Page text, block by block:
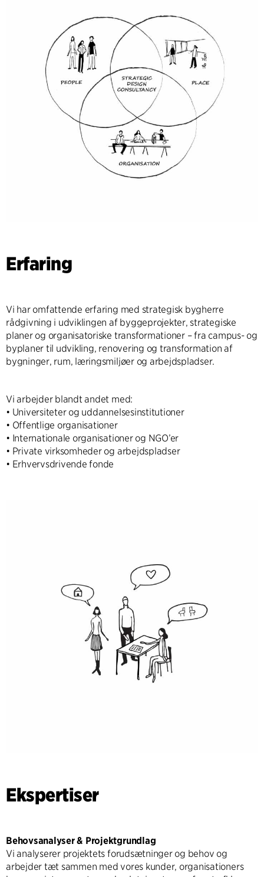
Erfaring
Vi har omfattende erfaring med strategisk bygherre
rådgivning i udviklingen af byggeprojekter, strategiske
planer og organisatoriske transformationer – fra campus- og
byplaner til udvikling, renovering og transformation af
bygninger, rum, læringsmiljøer og arbejdspladser.
Vi arbejder blandt andet med:
• Universiteter og uddannelsesinstitutioner
• Offentlige organisationer
• Internationale organisationer og NGO’er
• Private virksomheder og arbejdspladser
• Erhvervsdrivende fonde
Ekspertiser
Behovsanalyser & Projektgrundlag
Vi analyserer projektets forudsætninger og behov og
arbejder tæt sammen med vores kunder, organisationers